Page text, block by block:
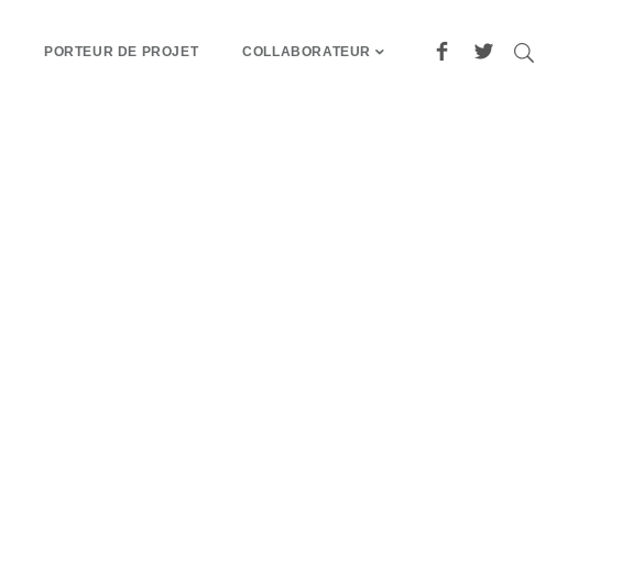
PORTEUR DE PROJET COLLABORATEUR